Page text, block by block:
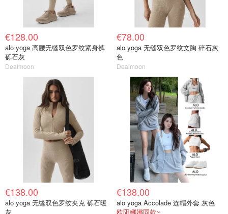
€128.00
alo yoga 高腰无缝双色罗纹紧身裤
砾石灰
Dealmoon
€78.00
alo yoga 无缝双色罗纹文胸 碎石灰
色
Dealmoon
€138.00
alo yoga 无缝双色罗纹夹克 砾石暖
灰
€138.00
alo yoga Accolade 连帽外套 灰色
欧阳娜娜同款~